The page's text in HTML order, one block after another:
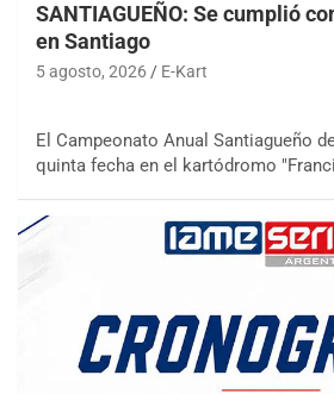
SANTIAGUEÑO: Se cumplió
en Santiago
5 agosto, 2026 E-Kart
El Campeonato Anual Santiagueño
quinta fecha en el kartódromo